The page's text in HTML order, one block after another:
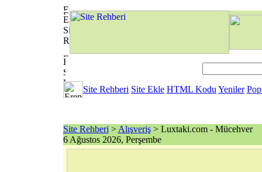
Site Rehberi Site Ekle HTML Kodu Yeniler
Site Rehberi > Alışveriş> Luxtaki.com - Mücehver
6 Ağustos 2026, Perşembe